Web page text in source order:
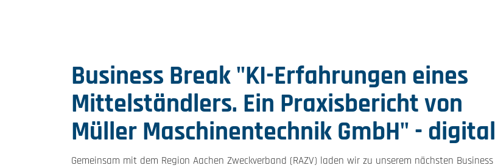
Business Break "KI-Erfahrungen eines
Mittelständlers. Ein Praxisbericht von
Müller Maschinentechnik GmbH" - digital
Gemeinsam mit dem Region Aachen Zweckverband (RAZV) laden wir zu unserem nächsten Business